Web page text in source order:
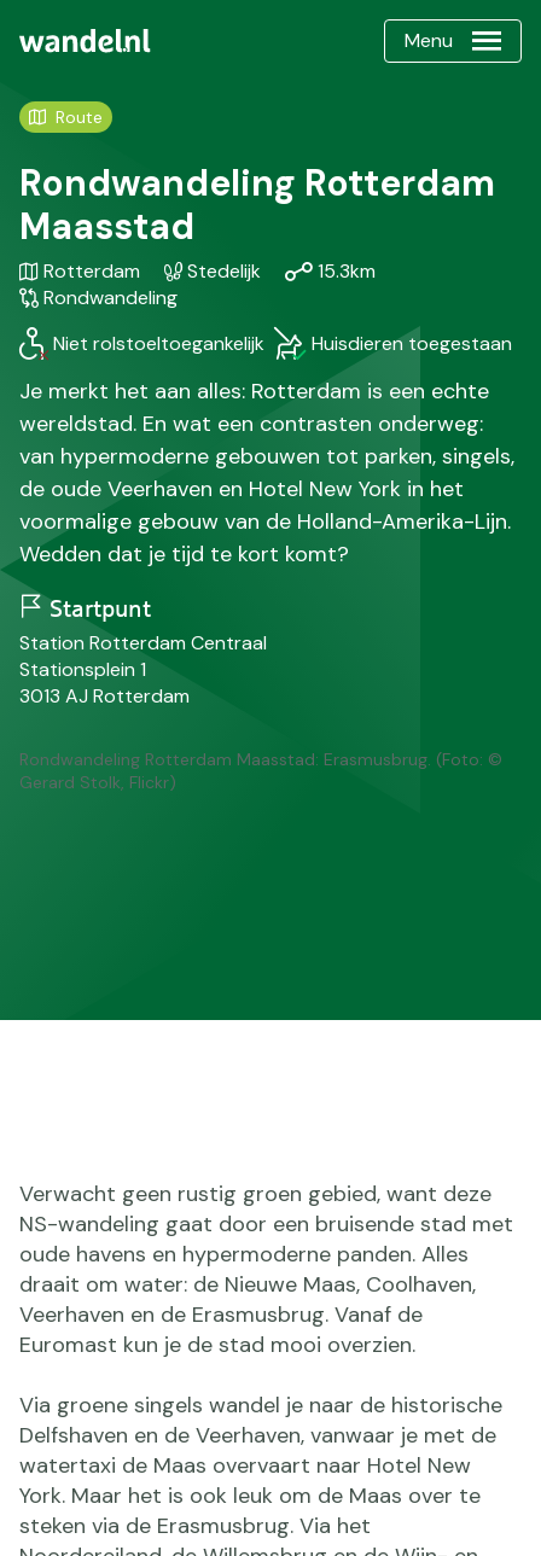
Menu
Route
Rondwandeling Rotterdam
Maasstad
Gebied
/
Regio
Rotterdam Karakteristiek
Stedelijk Afstand
15.3km
Rondwandeling
Niet rolstoeltoegankelijk
Huisdieren toegestaan
Je merkt het aan alles: Rotterdam is een echte
wereldstad. En wat een contrasten onderweg:
van hypermoderne gebouwen tot parken, singels,
de oude Veerhaven en Hotel New York in het
voormalige gebouw van de Holland-Amerika-Lijn.
Wedden dat je tijd te kort komt?
Startpunt
N
a
a
Station Rotterdam Centraal
S
t
a
a
Stationsplein 1
P
s
t
3013 AJ P
a
a
Rotterdam
Rondwandeling Rotterdam Maasstad: Erasmusbrug. (Foto: ©
Gerard Stolk, Flickr)
Verwacht geen rustig groen gebied, want deze
NS-wandeling gaat door een bruisende stad met
oude havens en hypermoderne panden. Alles
draait om water: de Nieuwe Maas, Coolhaven,
Veerhaven en de Erasmusbrug. Vanaf de
Euromast kun je de stad mooi overzien.
Via groene singels wandel je naar de historische
Delfshaven en de Veerhaven, vanwaar je met de
watertaxi de Maas overvaart naar Hotel New
York. Maar het is ook leuk om de Maas over te
steken via de Erasmusbrug. Via het